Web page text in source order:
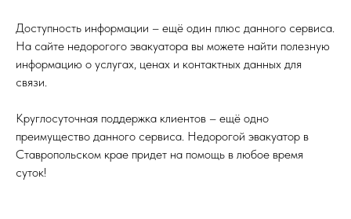
Доступность информации – ещё один плюс данного сервиса.
На сайте недорогого эвакуатора вы можете найти полезную
информацию о услугах, ценах и контактных данных для
связи.
Круглосуточная поддержка клиентов – ещё одно
преимущество данного сервиса. Недорогой эвакуатор в
Ставропольском крае придет на помощь в любое время
суток!